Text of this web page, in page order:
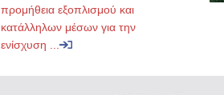
προμήθεια εξοπλισμού και
κατάλληλων μέσων για την
ενίσχυση ...